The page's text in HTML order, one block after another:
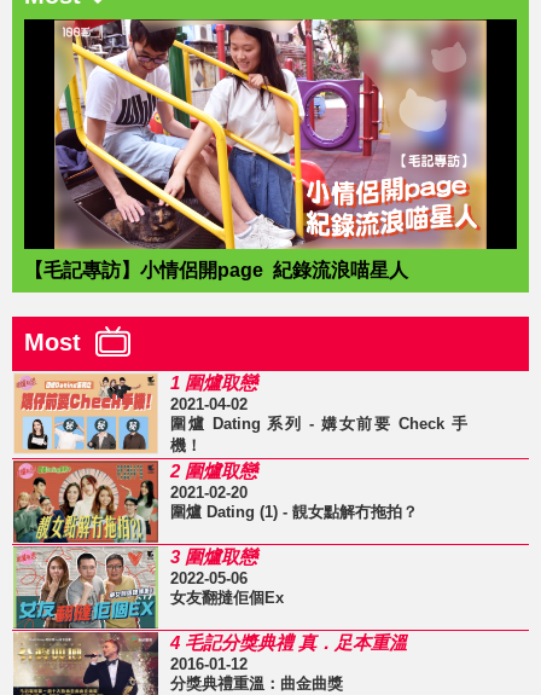
【毛記專訪】小情侶開page 紀錄流浪喵星人
Most
1 圍爐取戀
2021-04-02
圍爐 Dating 系列 - 媾女前要 Check 手
機！
2 圍爐取戀
2021-02-20
圍爐 Dating (1) - 靚女點解冇拖拍？
3 圍爐取戀
2022-05-06
女友翻撻佢個Ex
4 毛記分獎典禮 真．足本重溫
2016-01-12
分獎典禮重溫：曲金曲獎